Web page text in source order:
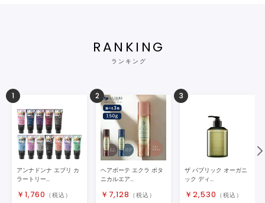
RANKING
ランキング
1
アンナドンナ エブリ カ
ラートリー...
￥ 1,760 （税込）
2
ヘアボーテ エクラ ボタ
ニカルエア...
￥ 7,128 （税込）
3
ザ パブリック オーガニ
ック ディ...
￥ 2,530 （税込）